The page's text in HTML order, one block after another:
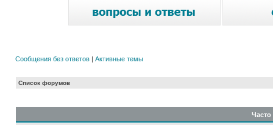
Сообщения без ответов | Активные темы
Список форумов